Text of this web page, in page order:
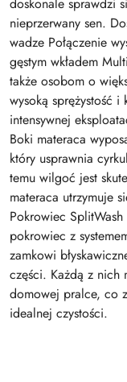
nieprzerwany sen.
wadze Połączenie
gęstym wkładem
także osobom o
wysoką sprężystość
intensywnej
Boki materaca
który usprawnia
temu wilgoć jest
materaca utrzymuje
Pokrowiec
pokrowiec z
zamkowi
części. Każdą z nich
domowej pralce, co
idealnej czystości.